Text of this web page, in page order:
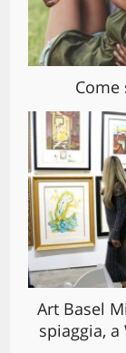
Art Basel
spiaggia,